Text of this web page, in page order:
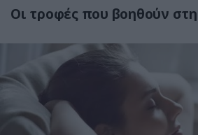
Οι τροφές που βοηθούν